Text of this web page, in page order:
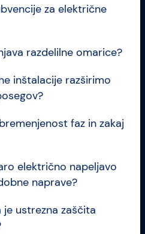
za električne
razdelilne omarice?
inštalacije razširimo
faz in zakaj
električno napeljavo
naprave?
je ustrezna zaščita